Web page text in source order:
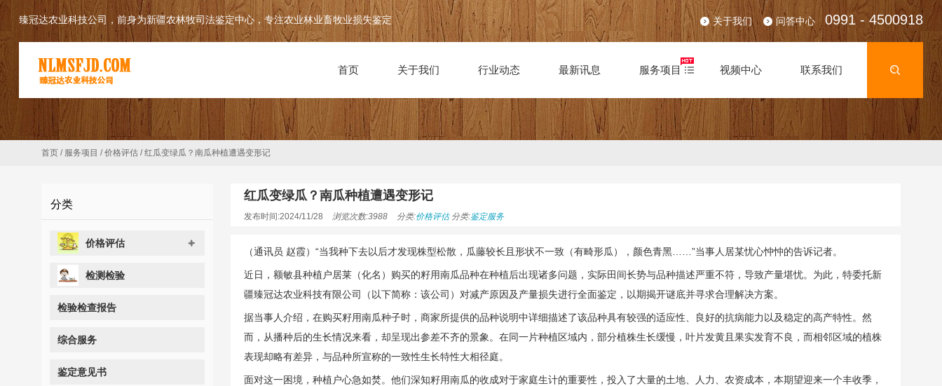
臻冠达农业科技公司，前身为新疆农林牧司法鉴定中心，专注农业林业畜牧业损失鉴定 关于我们 问答中心 0991 - 4500918
首页 关于我们 行业动态 最新讯息 服务项目 视频中心 联系我们
首页 / 服务项目 /价格评估 /红瓜变绿瓜？南瓜种植遭遇变形记
分类
价格评估
检测检验
检验检查报告
综合服务
鉴定意见书
红瓜变绿瓜？南瓜种植遭遇变形记
发布时间:2024/11/28 浏览次数:3988 分类:价格评估分类:鉴定服务
（通讯员 赵霞）“当我种下去以后才发现株型松散，瓜藤较长且形状不一致（有畸形瓜），颜色青黑……”当事人居某忧心忡忡的告诉记者。
近日，额敏县种植户居莱（化名）购买的籽用南瓜品种在种植后出现诸多问题，实际田间长势与品种描述严重不符，导致产量堪忧。为此，特委托新
疆臻冠达农业科技有限公司（以下简称：该公司）对减产原因及产量损失进行全面鉴定，以期揭开谜底并寻求合理解决方案。
据当事人介绍，在购买籽用南瓜种子时，商家所提供的品种说明中详细描述了该品种具有较强的适应性、良好的抗病能力以及稳定的高产特性。然
而，从播种后的生长情况来看，却呈现出参差不齐的景象。在同一片种植区域内，部分植株生长缓慢，叶片发黄且果实发育不良，而相邻区域的植株
表现却略有差异，与品种所宣称的一致性生长特性大相径庭。
面对这一困境，种植户心急如焚。他们深知籽用南瓜的收成对于家庭生计的重要性，投入了大量的土地、人力、农资成本，本期望迎来一个丰收季，